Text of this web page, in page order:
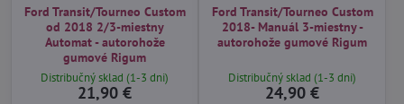
Ford Transit/Tourneo Custom
od 2018 2/3-miestny
Automat - autorohože
gumové Rigum
Distribučný sklad (1-3 dni)
21,90 €
Ford Transit/Tourneo Custom
2018- Manuál 3-miestny -
autorohože gumové Rigum
Distribučný sklad (1-3 dni)
24,90 €